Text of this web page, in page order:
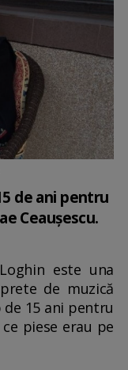
de ani pentru
Ceaușescu.
este una
de muzică
15 ani pentru
piese erau pe